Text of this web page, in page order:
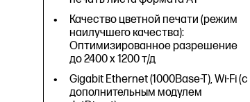
Качество цветной печати (режим
наилучшего качества):
Оптимизированное разрешение
до 2400 x 1200 т/д
Gigabit Ethernet (1000Base-T), Wi-Fi (с
дополнительным модулем